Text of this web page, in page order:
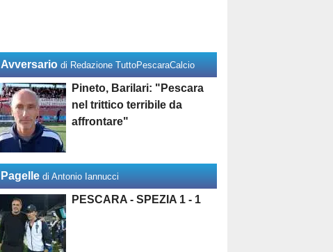
Avversario di Redazione TuttoPescaraCalcio
Pineto, Barilari: "Pescara
nel trittico terribile da
affrontare"
Pagelle di Antonio Iannucci
PESCARA - SPEZIA 1 - 1